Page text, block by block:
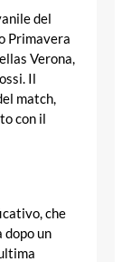
del
Primavera
Verona,
Il
match,
con il
che
un